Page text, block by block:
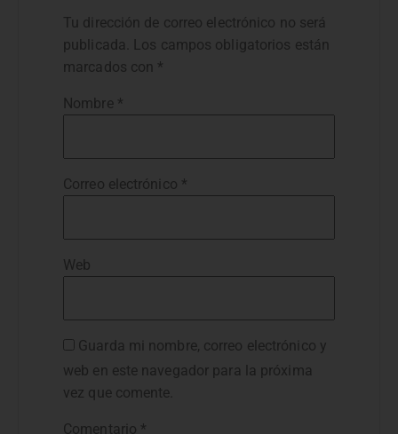
Tu dirección de correo electrónico no será
publicada.
Los campos obligatorios están
marcados con *
Nombre *
Correo electrónico *
Web
Guarda mi nombre, correo electrónico y
web en este navegador para la próxima
vez que comente.
Comentario *